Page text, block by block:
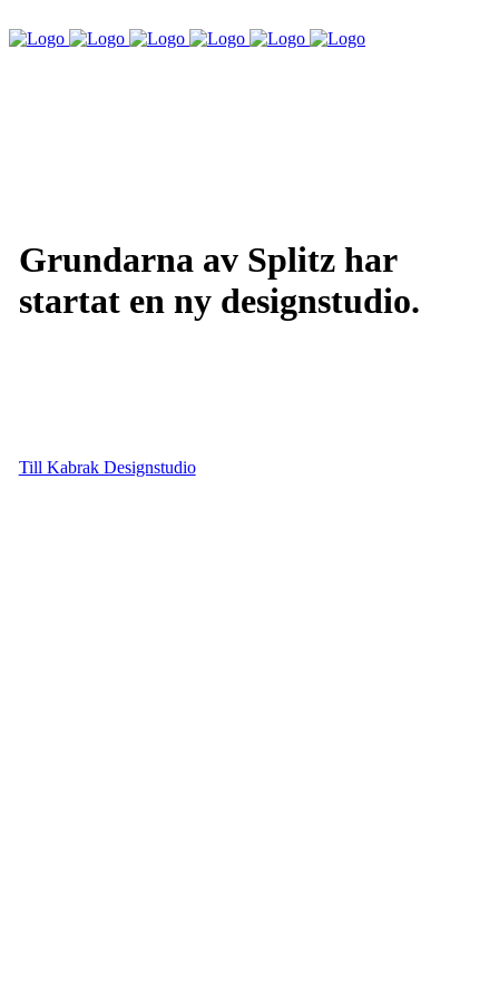
Grundarna av Splitz har
startat en ny designstudio.
Till Kabrak Designstudio